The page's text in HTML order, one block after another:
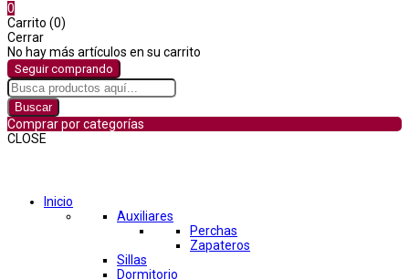
0
Carrito (0)
Cerrar
No hay más artículos en su carrito
Seguir comprando
Buscar
Comprar por categorías
CLOSE
Inicio
Auxiliares
Perchas
Zapateros
Sillas
Dormitorio